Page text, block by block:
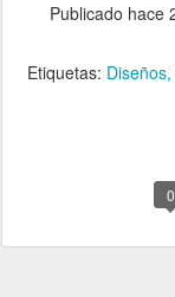
Publicado hace
Etiquetas: Diseños
0